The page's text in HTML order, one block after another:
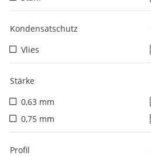
Kondensatschutz
Vlies
Stärke
0,63 mm
0,75 mm
Profil